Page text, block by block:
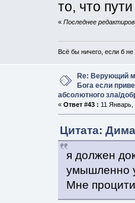
то, что
« Последнее
Всё бы ничего, если б
Re: Верующий
Бога если
абсолютного зла/
« Ответ #43 : 11 Январь,
Цитата:
я должен
умышленно
Мне